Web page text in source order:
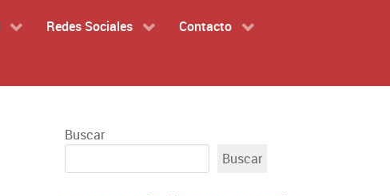
Redes Sociales Contacto
Buscar
Buscar